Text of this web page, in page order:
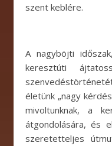
szent keblére.
A nagyböjti
keresztúti
életünk „nagy
mivoltunknak, a
átgondolására, és
szeretetteljes